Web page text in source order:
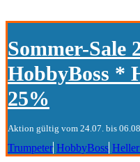
Sommer-Sale
HobbyBoss *
25%
Aktion gültig vom 24.07. bis
Trumpeter HobbyBoss